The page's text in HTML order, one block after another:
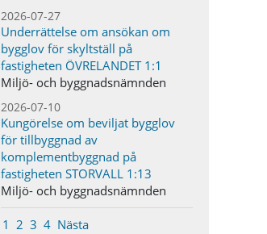
2026-07-27
Underrättelse om ansökan om
bygglov för skyltställ på
fastigheten ÖVRELANDET 1:1
Miljö- och byggnadsnämnden
2026-07-10
Kungörelse om beviljat bygglov
för tillbyggnad av
komplementbyggnad på
fastigheten STORVALL 1:13
Miljö- och byggnadsnämnden
1 2 3 4 Nästa